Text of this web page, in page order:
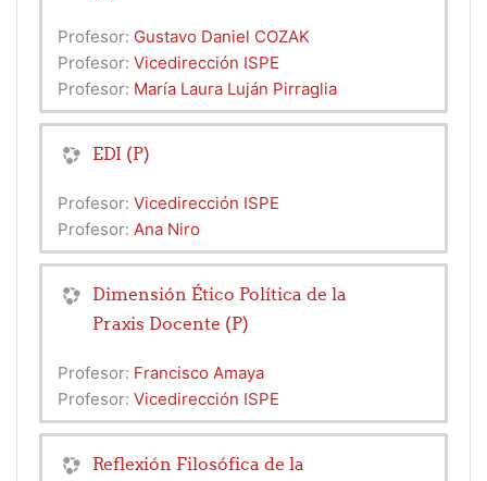
Profesor: Gustavo Daniel COZAK
Profesor: Vicedirección ISPE
Profesor: María Laura Luján Pirraglia
EDI (P)
Profesor: Vicedirección ISPE
Profesor: Ana Niro
Dimensión Ético Política de la
Praxis Docente (P)
Profesor: Francisco Amaya
Profesor: Vicedirección ISPE
Reflexión Filosófica de la